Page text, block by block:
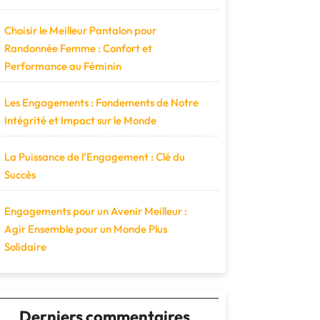
Choisir le Meilleur Pantalon pour
Randonnée Femme : Confort et
Performance au Féminin
Les Engagements : Fondements de Notre
Intégrité et Impact sur le Monde
La Puissance de l’Engagement : Clé du
Succès
Engagements pour un Avenir Meilleur :
Agir Ensemble pour un Monde Plus
Solidaire